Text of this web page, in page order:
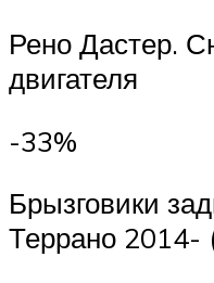
Рено Дастер.
двигателя
-33%
Брызговики
Террано 2014-